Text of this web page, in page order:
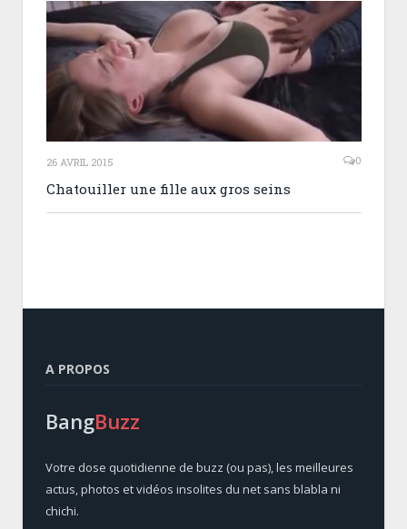
26 AVRIL 2015 0
Chatouiller une fille aux gros seins
A PROPOS
BangBuzz
Votre dose quotidienne de buzz (ou pas), les meilleures
actus, photos et vidéos insolites du net sans blabla ni
chichi.